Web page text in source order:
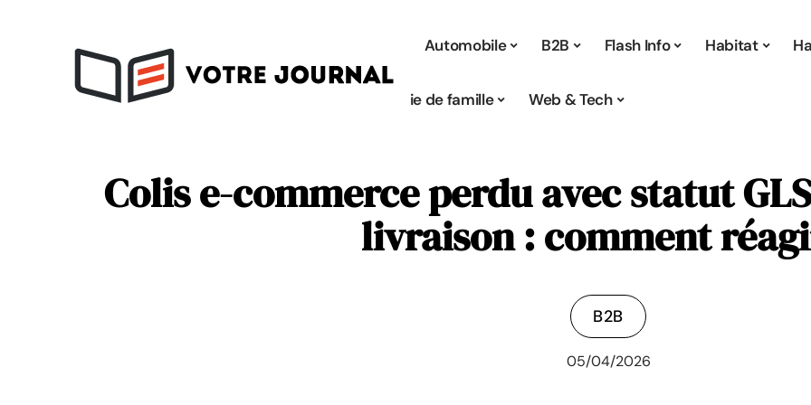
Automobile B2B Flash Info Habitat
Vie de famille Web & Tech
Colis e-commerce perdu avec statut
livraison : comment
B2B
05/04/2026